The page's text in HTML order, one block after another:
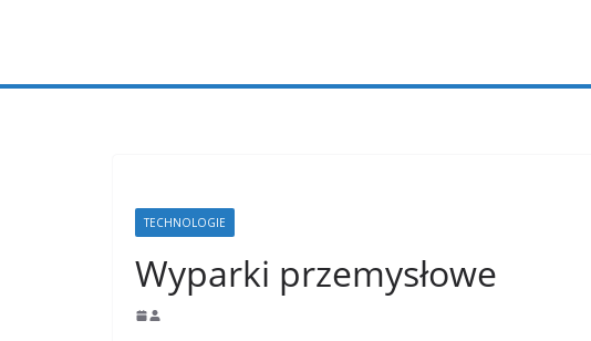
TECHNOLOGIE
Wyparki przemysłowe